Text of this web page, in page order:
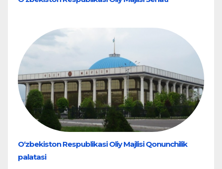
O‘zbekiston Respublikasi Oliy Majlisi Qonunchilik
palatasi